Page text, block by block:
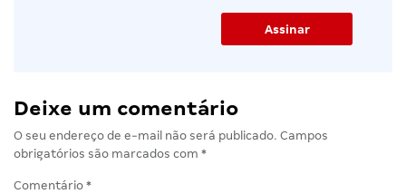
Deixe um comentário
O seu endereço de e-mail não será publicado. Campos
obrigatórios são marcados com *
Comentário *